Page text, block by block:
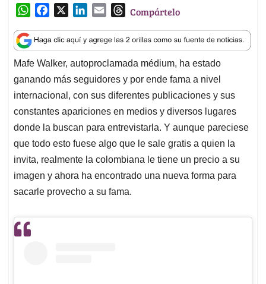
W
a
t
s
A
p
p
c
e
b
o
o
k
n
k
e
d
I
n
a
i
l
T
r
e
a
d
s
Compártelo
Mafe Walker, autoproclamada médium, ha estado
ganando más seguidores y por ende fama a nivel
internacional, con sus diferentes publicaciones y sus
constantes apariciones en medios y diversos lugares
donde la buscan para entrevistarla. Y aunque pareciese
que todo esto fuese algo que le sale gratis a quien la
invita, realmente la colombiana le tiene un precio a su
imagen y ahora ha encontrado una nueva forma para
sacarle provecho a su fama.